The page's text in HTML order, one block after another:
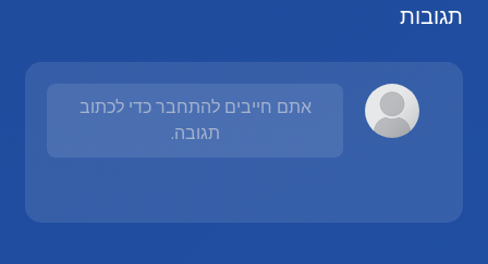
תגובות
אתם חייבים להתחבר כדי לכתוב
תגובה.